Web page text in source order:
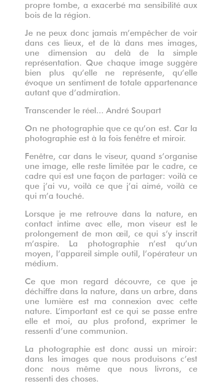
propre tombe, a exacerbé ma sensibilité aux
bois de la région.
Je ne peux donc jamais m’empêcher de voir
dans ces lieux, et de là dans mes images,
une dimension au delà de la simple
représentation. Que chaque image suggère
bien plus qu’elle ne représente, qu’elle
évoque un sentiment de totale appartenance
autant que d’admiration.
Transcender le réel... André Soupart
On ne photographie que ce qu’on est. Car la
photographie est à la fois fenêtre et miroir.
Fenêtre, car dans le viseur, quand s’organise
une image, elle reste limitée par le cadre, ce
cadre qui est une façon de partager: voilà ce
que j’ai vu, voilà ce que j’ai aimé, voilà ce
qui m’a touché.
Lorsque je me retrouve dans la nature, en
contact intime avec elle, mon viseur est le
prolongement de mon œil, ce qui s’y inscrit
m’aspire. La photographie n’est qu’un
moyen, l’appareil simple outil, l’opérateur un
médium.
Ce que mon regard découvre, ce que je
déchiffre dans la nature, dans un arbre, dans
une lumière est ma connexion avec cette
nature. L’important est ce qui se passe entre
elle et moi, au plus profond, exprimer le
ressenti d’une communion.
La photographie est donc aussi un miroir:
dans les images que nous produisons c’est
donc nous même que nous livrons, ce
ressenti des choses.